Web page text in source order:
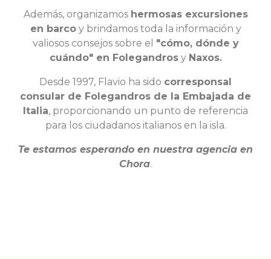
Además, organizamos hermosas excursiones
en barcoy brindamos toda la información y
valiosos consejos sobre el "cómo, dónde y
cuándo" en Folegandrosy Naxos.
Desde 1997, Flavio ha sido corresponsal
consular de Folegandros de la Embajada de
Italia, proporcionando un punto de referencia
para los ciudadanos italianos en la isla.
Te estamos esperando en nuestra agencia en
Chora.